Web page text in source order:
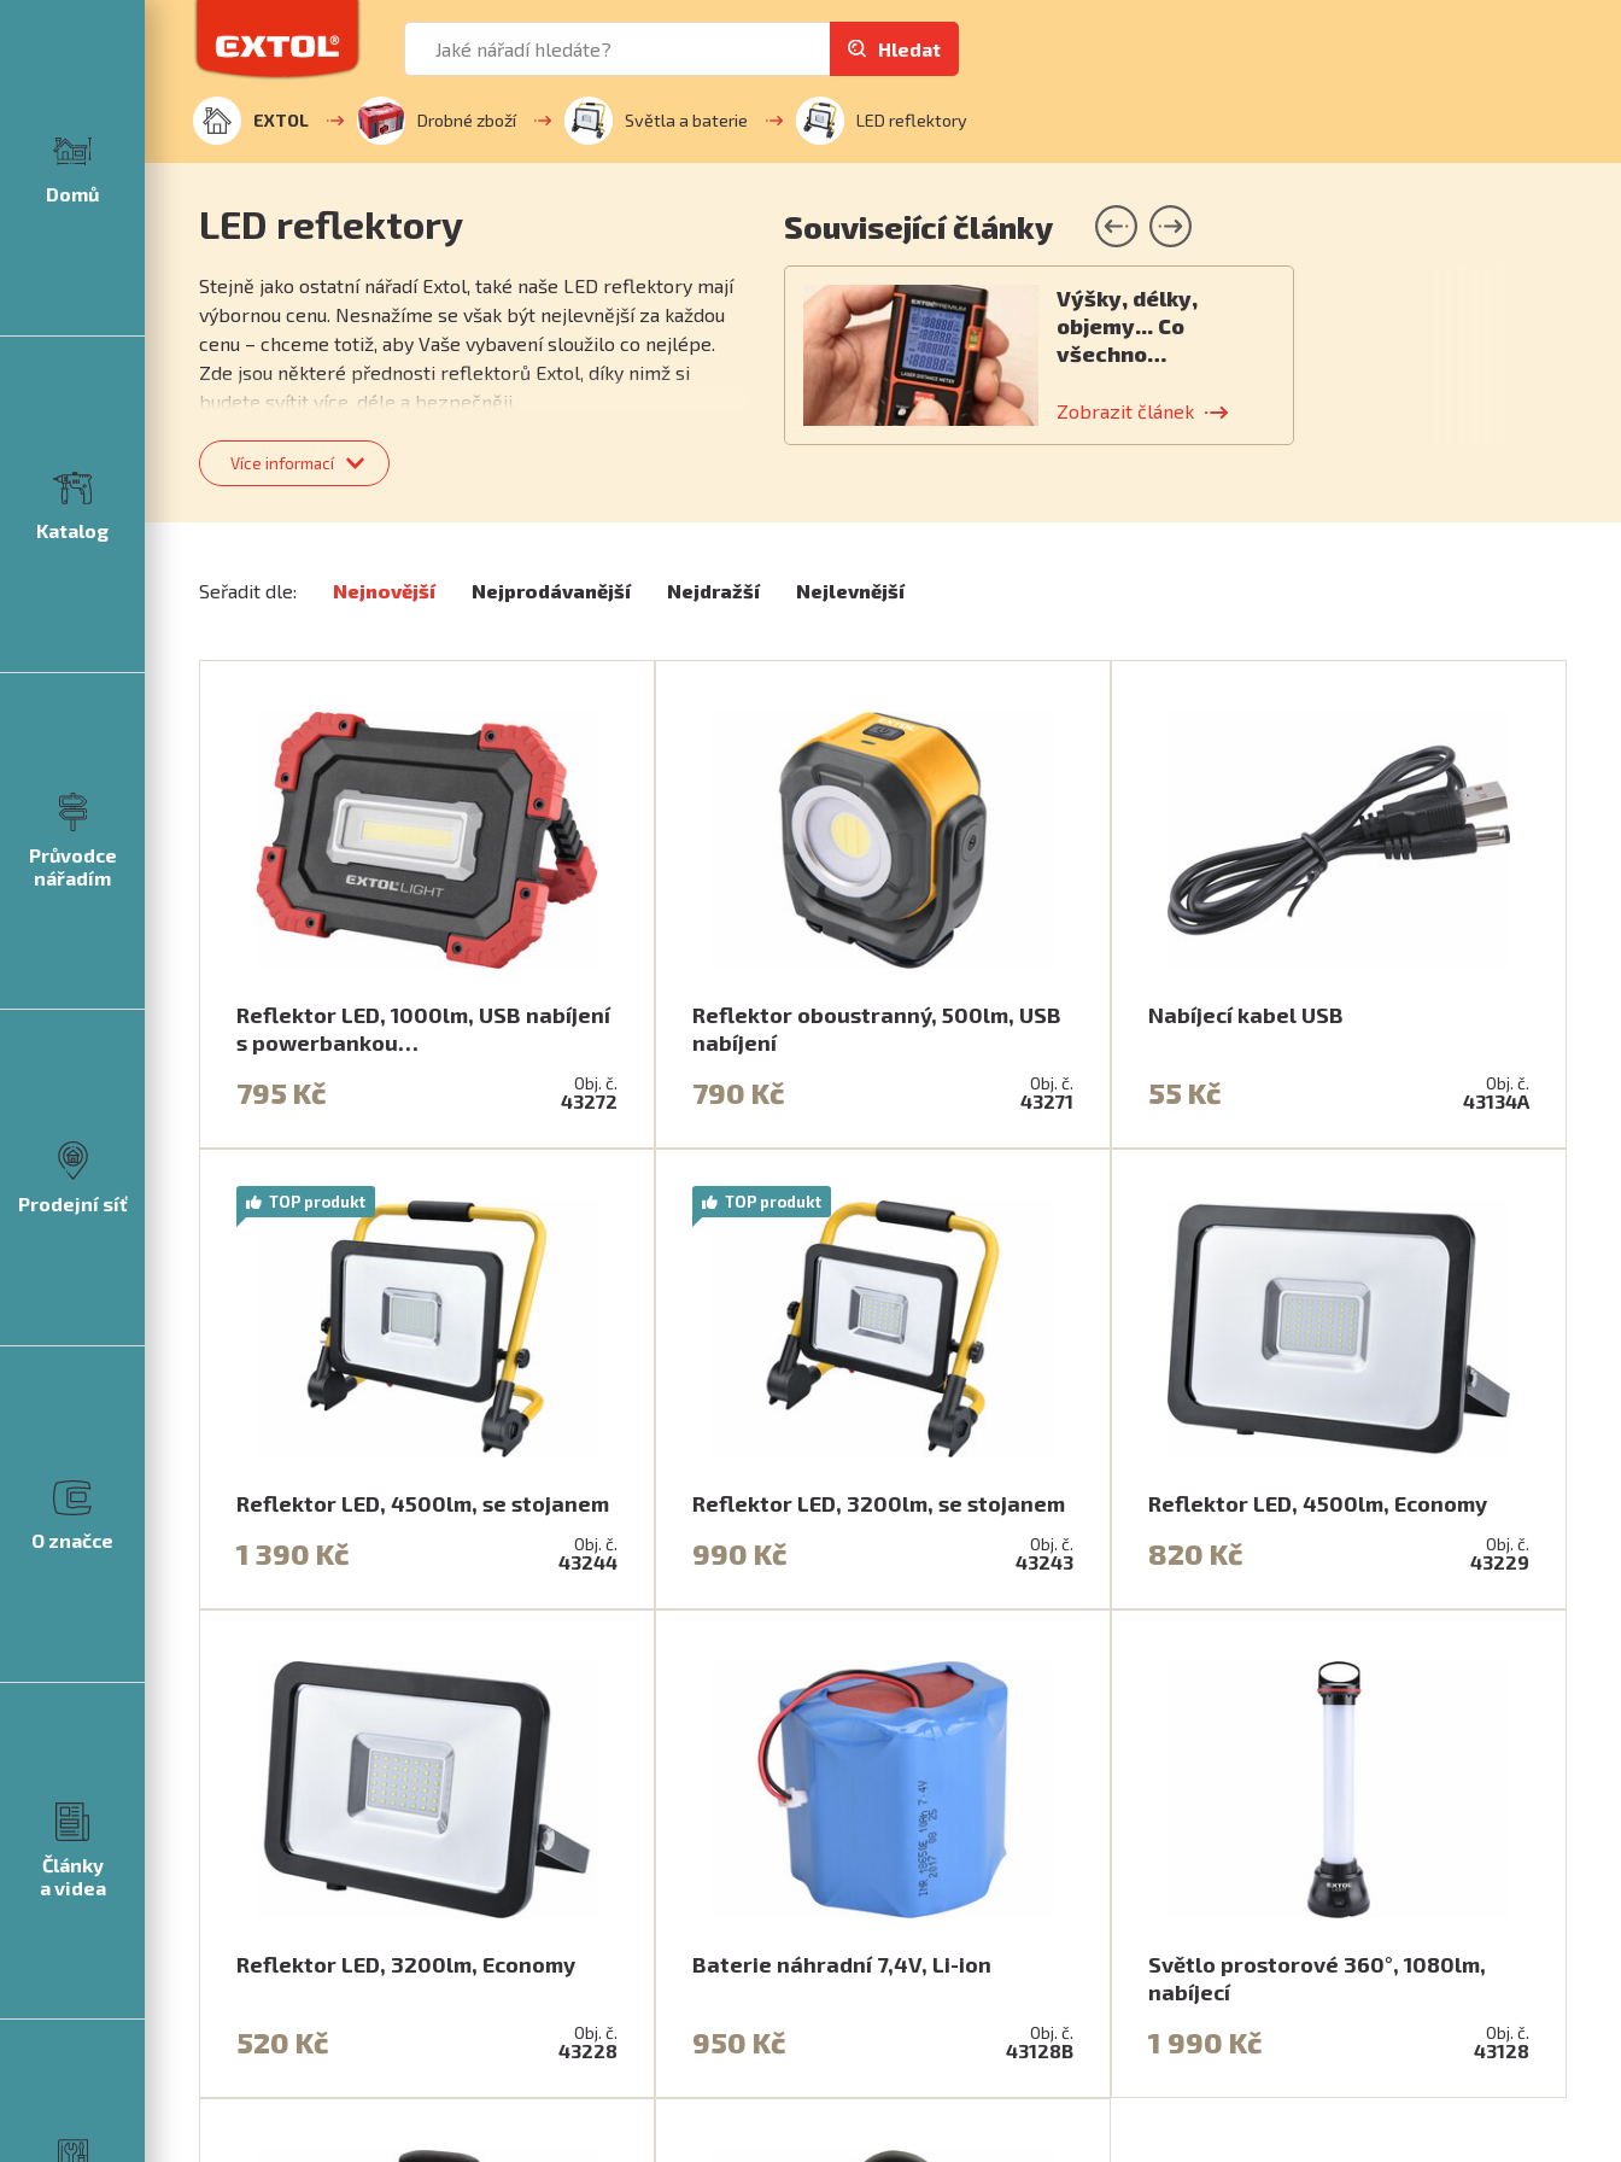
Domů
Katalog
Průvodce
nářadím
Prodejní síť
O značce
Články
a videa
Hledat
EXTOL Drobné zboží Světla a baterie LED reflektory
LED reflektory
Stejně jako ostatní nářadí Extol, také naše LED reflektory mají
výbornou cenu. Nesnažíme se však být nejlevnější za každou
cenu – chceme totiž, aby Vaše vybavení sloužilo co nejlépe.
Zde jsou některé přednosti reflektorů Extol, díky nimž si
budete svítit více, déle a bezpečněji.
odpovídají skutečnosti. Svítivost našich reflektorů je proto
reálně o desítky procent vyšší, než u levnějších modelů se
stejnými údaji na trhu.
a vyšší vodotěsnost. To vše se projevuje na výrazně vyšší
Přívodní kabel- naše světla používají silnější kabel vyrobený
poškození tohoto exponovaného prvku. Vstup kabelu do těla
svítidla je navíc dobře chráněn masivní koncovkou.
Více informací
Související články
Výšky, délky,
objemy... Co
všechno…
Zobrazit článek
Seřadit dle: Nejnovější Nejprodávanější Nejdražší Nejlevnější
Reflektor LED, 1000lm, USB nabíjení
s powerbankou…
795 Kč Obj. č.
43272
Reflektor oboustranný, 500lm, USB
nabíjení
790 Kč Obj. č.
43271
Nabíjecí kabel USB
55 Kč Obj. č.
43134A
TOP produkt
Reflektor LED, 4500lm, se stojanem
1 390 Kč Obj. č.
43244
TOP produkt
Reflektor LED, 3200lm, se stojanem
990 Kč Obj. č.
43243
Reflektor LED, 4500lm, Economy
820 Kč Obj. č.
43229
Reflektor LED, 3200lm, Economy
520 Kč Obj. č.
43228
Baterie náhradní 7,4V, Li-ion
950 Kč Obj. č.
43128B
Světlo prostorové 360°, 1080lm,
nabíjecí
1 990 Kč Obj. č.
43128